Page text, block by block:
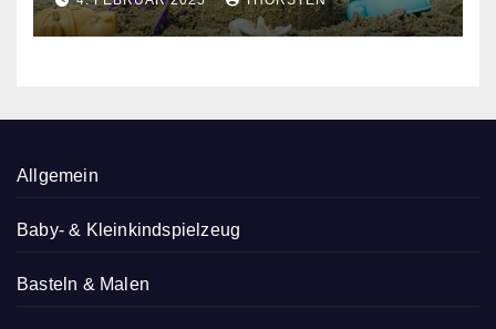
Allgemein
Baby- & Kleinkindspielzeug
Basteln & Malen